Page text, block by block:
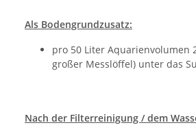
Als Bodengrundzusatz:
pro 50 Liter Aquarienvolumen
großer Messlöffel) unter das
Nach der Filterreinigung / dem